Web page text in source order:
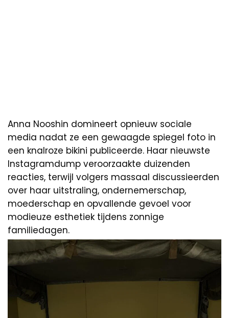
Anna Nooshin domineert opnieuw sociale
media nadat ze een gewaagde spiegel foto in
een knalroze bikini publiceerde. Haar nieuwste
Instagramdump veroorzaakte duizenden
reacties, terwijl volgers massaal discussieerden
over haar uitstraling, ondernemerschap,
moederschap en opvallende gevoel voor
modieuze esthetiek tijdens zonnige
familiedagen.